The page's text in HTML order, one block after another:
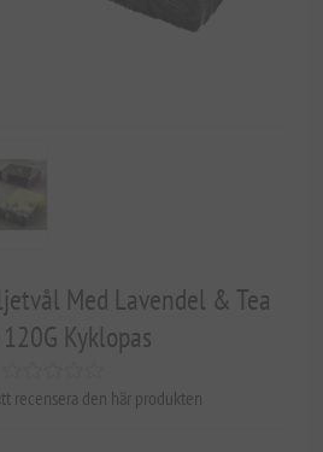
Med Lavendel & Tea
Kyklopas
recensera den här produkten